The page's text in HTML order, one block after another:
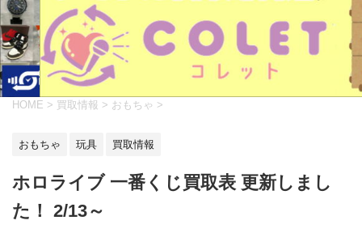
HOME > 買取情報 > おもちゃ >
おもちゃ 玩具 買取情報
ホロライブ 一番くじ買取表 更新しまし
た！ 2/13～